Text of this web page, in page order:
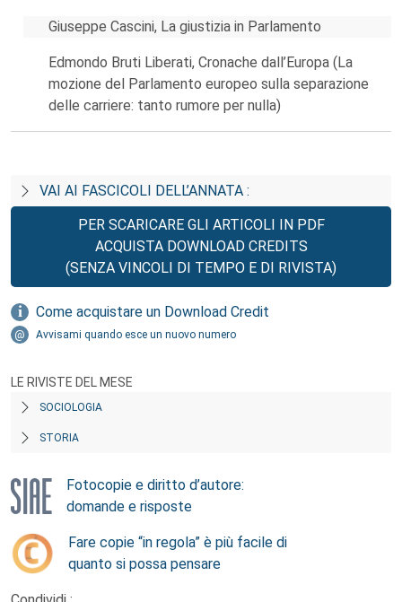
Giuseppe Cascini, La giustizia in Parlamento
Edmondo Bruti Liberati, Cronache dall’Europa (La
mozione del Parlamento europeo sulla separazione
delle carriere: tanto rumore per nulla)
VAI AI FASCICOLI DELL’ANNATA :
PER SCARICARE GLI ARTICOLI IN PDF
ACQUISTA DOWNLOAD CREDITS
(SENZA VINCOLI DI TEMPO E DI RIVISTA)
Come acquistare un Download Credit
Avvisami quando esce un nuovo numero
LE RIVISTE DEL MESE
SOCIOLOGIA
STORIA
Fotocopie e diritto d’autore:
domande e risposte
Fare copie “in regola” è più facile di
quanto si possa pensare